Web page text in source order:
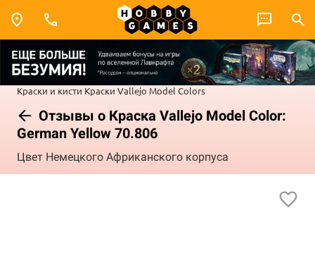
Краски и кисти Краски Vallejo Model Colors
Отзывы о Краска Vallejo Model Color:
German Yellow 70.806
Цвет Немецкого Африканского корпуса